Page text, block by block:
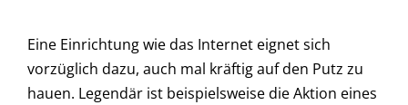
Eine Einrichtung wie das Internet eignet sich
vorzüglich dazu, auch mal kräftig auf den Putz zu
hauen. Legendär ist beispielsweise die Aktion eines